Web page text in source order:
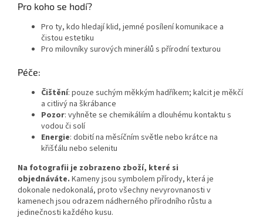
Pro koho se hodí?
Pro ty, kdo hledají klid, jemné posílení komunikace a
čistou estetiku
Pro milovníky surových minerálů s přírodní texturou
Péče:
Čištění: pouze suchým měkkým hadříkem; kalcit je měkčí
a citlivý na škrábance
Pozor: vyhněte se chemikáliím a dlouhému kontaktu s
vodou či solí
Energie: dobití na měsíčním světle nebo krátce na
křišťálu nebo selenitu
Na fotografii je zobrazeno zboží, které si
objednáváte. Kameny jsou symbolem přírody, která je
dokonale nedokonalá, proto všechny nevyrovnanosti v
kamenech jsou odrazem nádherného přírodního růstu a
jedinečnosti každého kusu.